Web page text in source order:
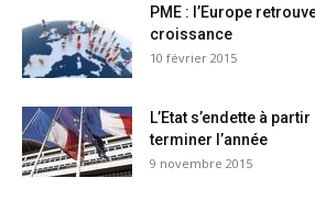
PME : l’Europe
croissance
10 février 2015
L’Etat s’endette à
terminer l’année
9 novembre 2015